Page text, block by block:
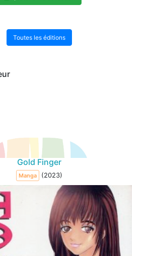
Toutes les éditions
Gold Finger
Manga (2023)